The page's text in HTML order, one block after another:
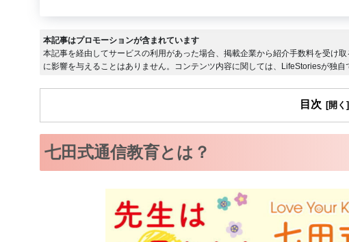
本記事はプロモーションが含まれています
本記事を経由してサービスの利用があった場合、掲載企業から紹介手数料を受け
に影響を与えることはありません。コンテンツ内容に関しては、LifeStoriesが独自
目次
七田式通信教育とは？